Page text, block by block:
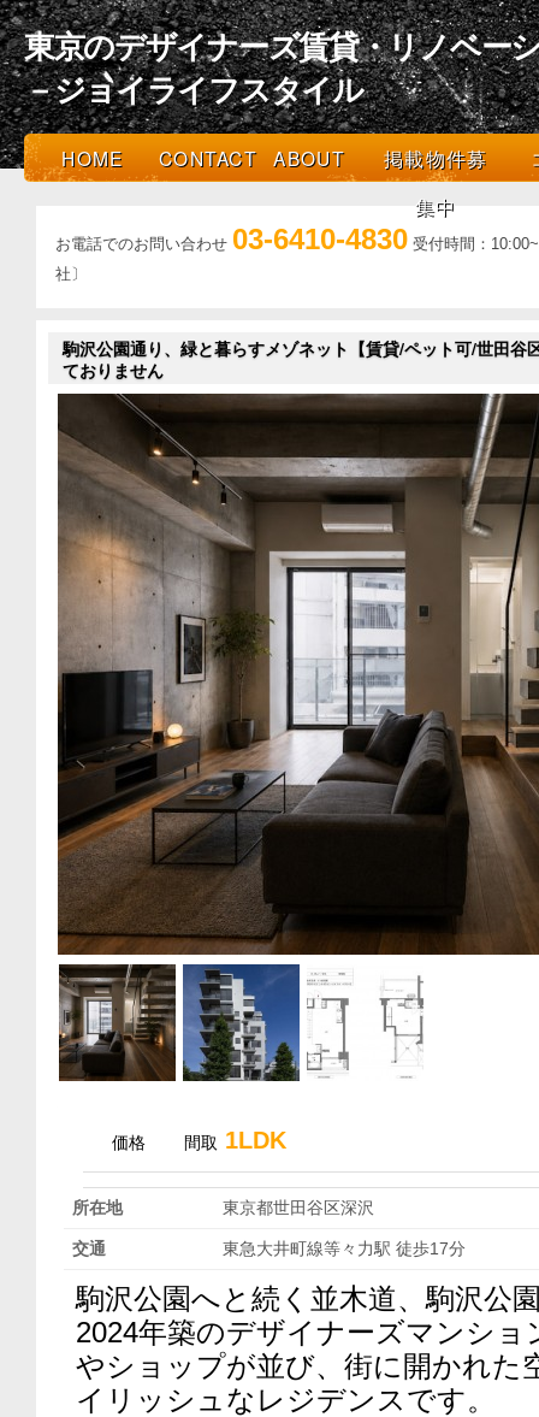
東京のデザイナーズ賃貸・リノベー
－ジョイライフスタイル
HOME CONTACT ABOUT
掲載物件募
集中
お電話でのお問い合わせ 03-6410-4830 受付時間：
社〕
駒沢公園通り、緑と暮らすメゾネット【賃貸/ペット可/世田谷
ておりません
価格 間取 1LDK
所在地 東京都世田谷区深沢
交通 東急大井町線等々力駅 徒歩17分
駒沢公園へと続く並木道、駒沢公
2024年築のデザイナーズマンショ
やショップが並び、街に開かれた
イリッシュなレジデンスです。